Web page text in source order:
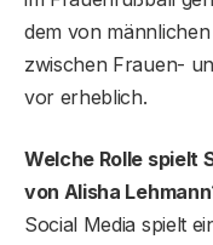
dem von
zwischen Frauen-
vor erheblich.
Welche Rolle spielt
von Alisha
Social Media spielt